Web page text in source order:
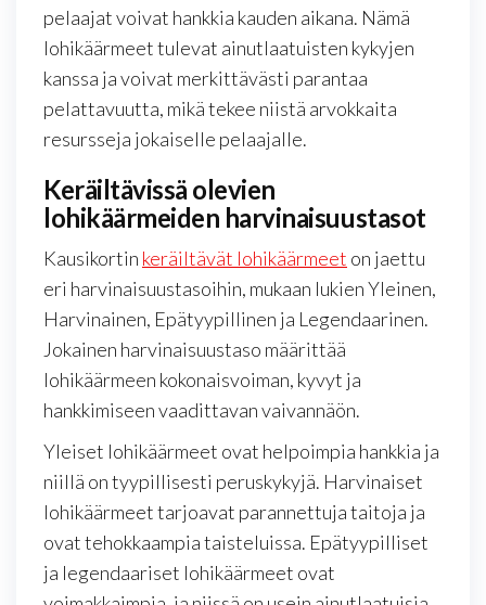
pelaajat voivat hankkia kauden aikana. Nämä
lohikäärmeet tulevat ainutlaatuisten kykyjen
kanssa ja voivat merkittävästi parantaa
pelattavuutta, mikä tekee niistä arvokkaita
resursseja jokaiselle pelaajalle.
Keräiltävissä olevien
lohikäärmeiden harvinaisuustasot
Kausikortin keräiltävät lohikäärmeet on jaettu
eri harvinaisuustasoihin, mukaan lukien Yleinen,
Harvinainen, Epätyypillinen ja Legendaarinen.
Jokainen harvinaisuustaso määrittää
lohikäärmeen kokonaisvoiman, kyvyt ja
hankkimiseen vaadittavan vaivannäön.
Yleiset lohikäärmeet ovat helpoimpia hankkia ja
niillä on tyypillisesti peruskykyjä. Harvinaiset
lohikäärmeet tarjoavat parannettuja taitoja ja
ovat tehokkaampia taisteluissa. Epätyypilliset
ja legendaariset lohikäärmeet ovat